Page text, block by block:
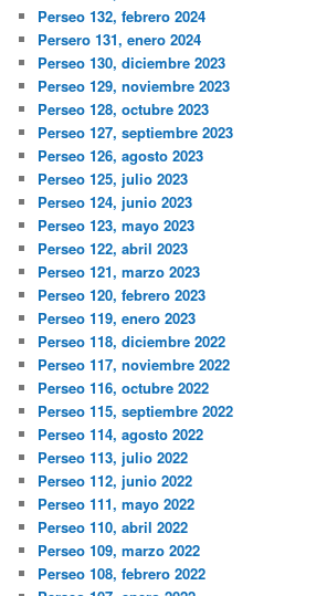
Perseo 132, febrero 2024
Persero 131, enero 2024
Perseo 130, diciembre 2023
Perseo 129, noviembre 2023
Perseo 128, octubre 2023
Perseo 127, septiembre 2023
Perseo 126, agosto 2023
Perseo 125, julio 2023
Perseo 124, junio 2023
Perseo 123, mayo 2023
Perseo 122, abril 2023
Perseo 121, marzo 2023
Perseo 120, febrero 2023
Perseo 119, enero 2023
Perseo 118, diciembre 2022
Perseo 117, noviembre 2022
Perseo 116, octubre 2022
Perseo 115, septiembre 2022
Perseo 114, agosto 2022
Perseo 113, julio 2022
Perseo 112, junio 2022
Perseo 111, mayo 2022
Perseo 110, abril 2022
Perseo 109, marzo 2022
Perseo 108, febrero 2022